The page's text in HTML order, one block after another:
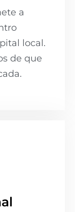
a
local.
de que